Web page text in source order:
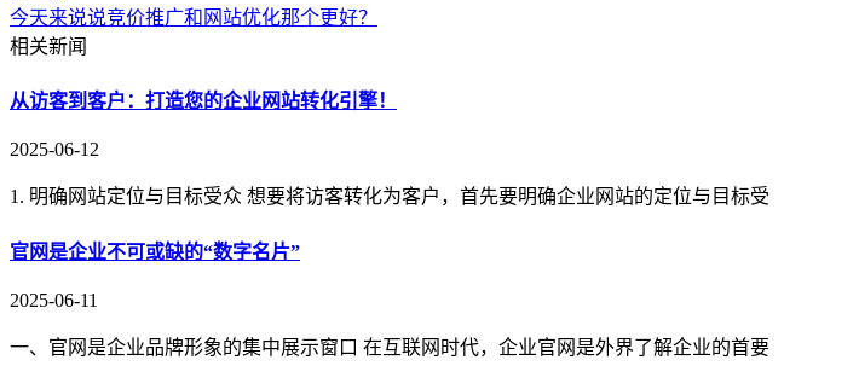
今天来说说竞价推广和网站优化那个更好？
相关新闻
从访客到客户：打造您的企业网站转化引擎！
2025-06-12
1. 明确网站定位与目标受众 想要将访客转化为客户，首先要明确企业网站的定位与目标受
官网是企业不可或缺的“数字名片”
2025-06-11
一、官网是企业品牌形象的集中展示窗口 在互联网时代，企业官网是外界了解企业的首要